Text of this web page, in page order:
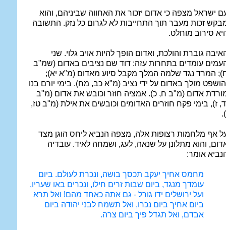
ישראל מצפה כי אדום יזכור את האחווה שביניהם, והוא
זכות מעבר תוך התחייבות לא לגרום כל נזק. התשובה
סירוב מוחלט.
גוברת והולכת, ואדום הופך להיות אויב גלוי. שני
עומדים בתחרות עזה: דוד שם נציבים באדום (שמ"ב
המרד נגד שלמה המלך מקבל סיוע מאדום (מ"א יא);
מולך באדום על ידי נציב (מ"א כב, מח). בימי יורם בנו
אדום (מ"ב ח, כ). אמציה חוזר וכובש את אדום (מ"ב
ז), בימי פקח חוזרים האדומים וכובשים את אילת (מ"ב טז,
אף מלחמות רצופות אלה, מצפה הנביא ליחס הוגן מצד
והוא מתלונן על שנאה, לעג, ושמחה לאיד. עובדיה
אומר:
מחמס אחיך יעקב תכסך בושה, ונכרת לעולם. ביום
עומדך מנגד, ביום שבות זרים חילו, ונכרים באו שעריו,
ועל ירושלים ידו גורל - גם אתה כאחד מהם! ואל תרא
ביום אחיך ביום נכרו, ואל תשמח לבני יהודה ביום
אבדם, ואל תגדל פיך ביום צרה.